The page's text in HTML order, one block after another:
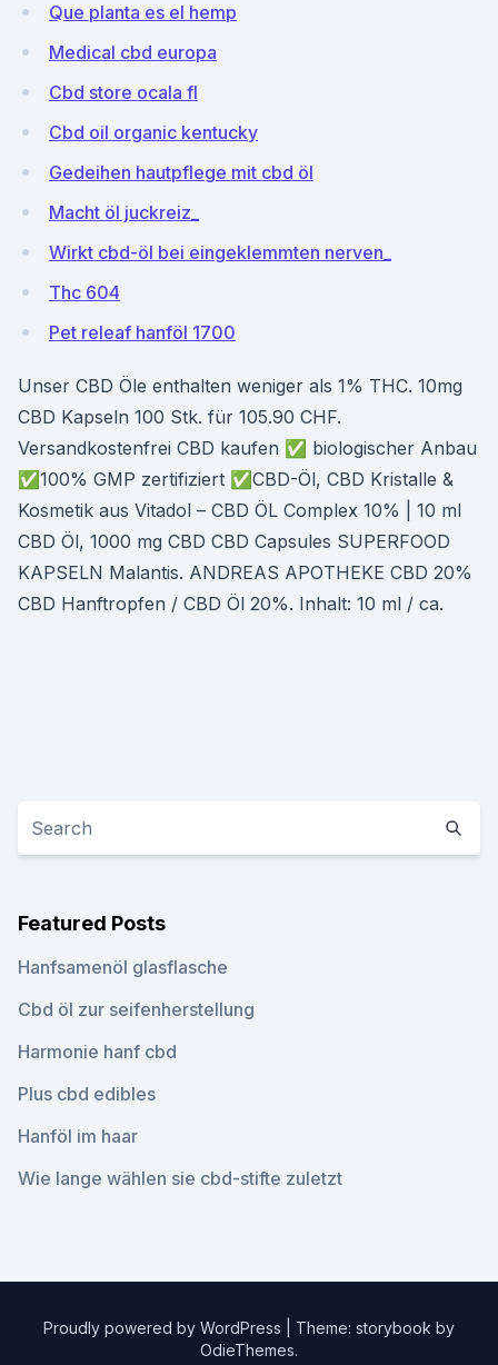
Que planta es el hemp
Medical cbd europa
Cbd store ocala fl
Cbd oil organic kentucky
Gedeihen hautpflege mit cbd öl
Macht öl juckreiz_
Wirkt cbd-öl bei eingeklemmten nerven_
Thc 604
Pet releaf hanföl 1700
Unser CBD Öle enthalten weniger als 1% THC. 10mg
CBD Kapseln 100 Stk. für 105.90 CHF.
Versandkostenfrei CBD kaufen ✅ biologischer Anbau
✅100% GMP zertifiziert ✅CBD-Öl, CBD Kristalle &
Kosmetik aus Vitadol – CBD ÖL Complex 10% | 10 ml
CBD Öl, 1000 mg CBD CBD Capsules SUPERFOOD
KAPSELN Malantis. ANDREAS APOTHEKE CBD 20%
CBD Hanftropfen / CBD Öl 20%. Inhalt: 10 ml / ca.
Featured Posts
Hanfsamenöl glasflasche
Cbd öl zur seifenherstellung
Harmonie hanf cbd
Plus cbd edibles
Hanföl im haar
Wie lange wählen sie cbd-stifte zuletzt
Proudly powered by WordPress
Theme: storybook by
OdieThemes.